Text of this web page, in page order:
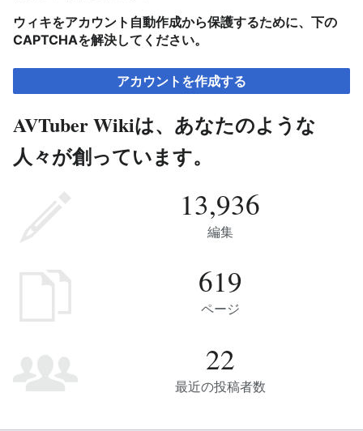
ウィキをアカウント自動作成から保護するために、下の
CAPTCHAを解決してください。
アカウントを作成する
AVTuber Wikiは、あなたのような
人々が創っています。
13,936
編集
619
ページ
22
最近の投稿者数